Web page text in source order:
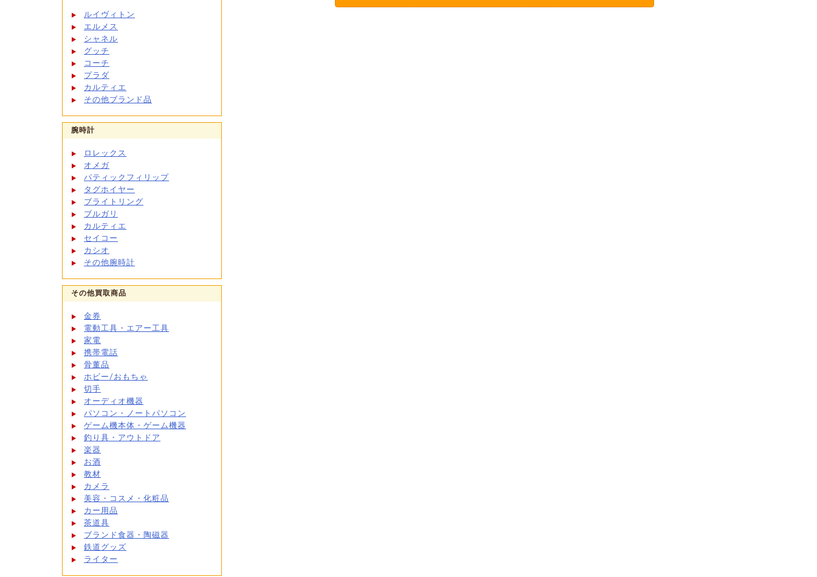
ルイヴィトン
エルメス
シャネル
グッチ
コーチ
プラダ
カルティエ
その他ブランド品
腕時計
ロレックス
オメガ
パティックフィリップ
タグホイヤー
ブライトリング
ブルガリ
カルティエ
セイコー
カシオ
その他腕時計
その他買取商品
金券
電動工具・エアー工具
家電
携帯電話
骨董品
ホビー/おもちゃ
切手
オーディオ機器
パソコン・ノートパソコン
ゲーム機本体・ゲーム機器
釣り具・アウトドア
楽器
お酒
教材
カメラ
美容・コスメ・化粧品
カー用品
茶道具
ブランド食器・陶磁器
鉄道グッズ
ライター